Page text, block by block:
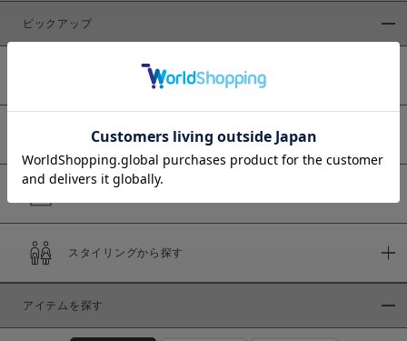
価格
商品タイプ
通常商品 予約商品
ピックアップ
WEB限定商品
スタイリングから探す
アイテムを探す